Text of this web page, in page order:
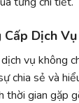
Cấp Dịch
vụ không
chia sẻ và
thời gian gặp